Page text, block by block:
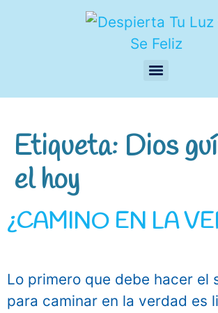
Etiqueta: Dios
el hoy
¿CAMINO EN LA
Lo primero que debe hacer el
para caminar en la verdad es